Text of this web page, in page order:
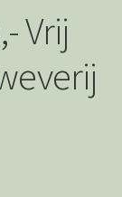
Vrij